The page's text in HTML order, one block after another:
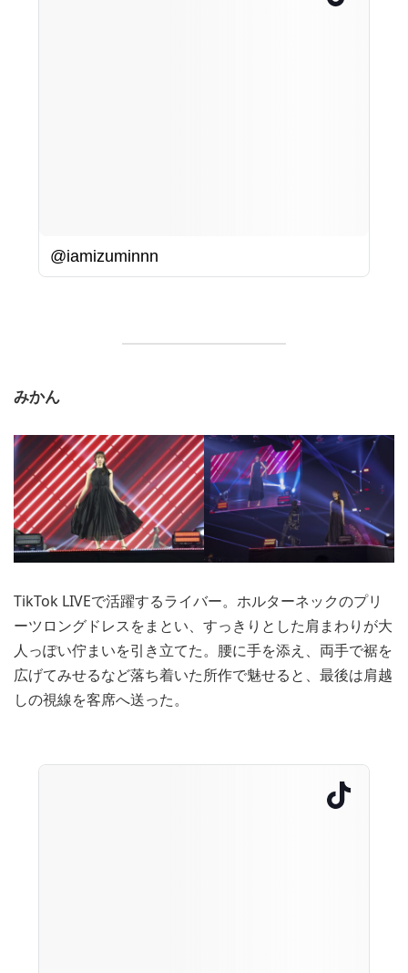
@iamizuminnn
みかん
TikTok LIVEで活躍するライバー。ホルターネックのプリ
ーツロングドレスをまとい、すっきりとした肩まわりが大
人っぽい佇まいを引き立てた。腰に手を添え、両手で裾を
広げてみせるなど落ち着いた所作で魅せると、最後は肩越
しの視線を客席へ送った。